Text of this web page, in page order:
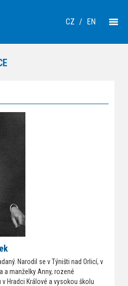
CZ / EN
Narodil se v Týništi nad Orlicí, v
a manželky Anny, rozené
Hradci Králové a vysokou školu